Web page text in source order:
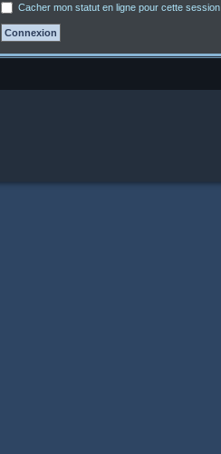
Cacher mon statut en ligne pour cette session